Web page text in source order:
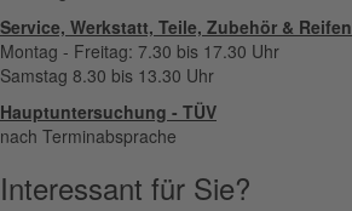
Service, Werkstatt, Teile, Zubehör & Reifen
Montag - Freitag: 7.30 bis 17.30 Uhr
Samstag 8.30 bis 13.30 Uhr
Hauptuntersuchung - TÜV
nach Terminabsprache
Interessant für Sie?